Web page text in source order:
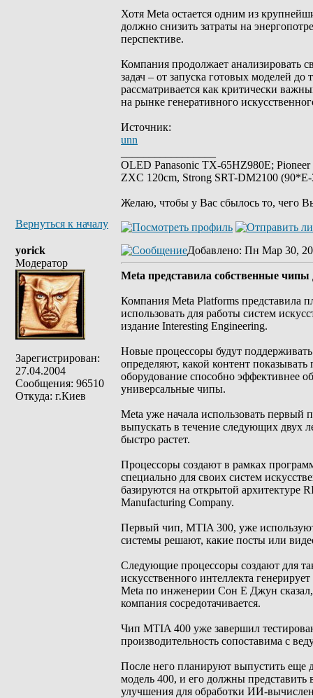
Хотя Meta остается одним из
должно снизить затраты на
перспективе.
Компания продолжает анализировать
задач – от запуска готовых моделей
рассматривается как критически
на рынке генеративного
Источник:
unn
OLED Panasonic TX-65HZ980E;
ZXC 120cm, Strong SRT-DM2100
Желаю, чтобы у Вас сбылось то, чего
Вернуться к началу
yorick
Модератор
Зарегистрирован:
27.04.2004
Сообщения: 96510
Откуда: г.Киев
Добавлено: Пн Мар 30,
Meta представила собственные
Компания Meta Platforms представила
использовать для работы систем
издание Interesting Engineering.
Новые процессоры будут
определяют, какой контент
оборудование способно эффективнее
универсальные чипы.
Meta уже начала использовать
выпускать в течение следующих двух
быстро растет.
Процессоры создают в рамках
специально для своих систем
базируются на открытой архитектуре
Manufacturing Company.
Первый чип, MTIA 300, уже
системы решают, какие посты или
Следующие процессоры создают для
искусственного интеллекта
Meta по инженерии Сон Е Джун сказал,
компания сосредотачивается.
Чип MTIA 400 уже завершил
производительность сопоставима с
После него планируют выпустить еще
модель 400, и его должны
улучшения для обработки ИИ-